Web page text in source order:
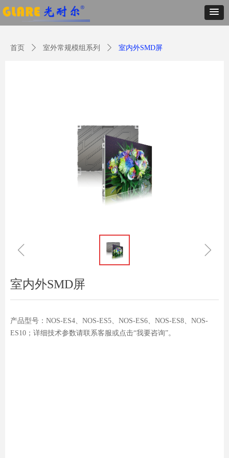
首页 ꄲ 室外常规模组系列 ꄲ 室内外SMD屏
ꁆ ꁇ
室内外SMD屏
产品型号：NOS-ES4、NOS-ES5、NOS-ES6、NOS-ES8、NOS-
ES10；详细技术参数请联系客服或点击“我要咨询”。